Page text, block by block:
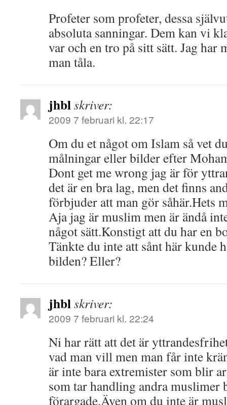
Profeter som profeter, dessa
absoluta sanningar. Dem kan vi
var och en tro på sitt sätt. Jag har
man tåla.
jhblskriver:
2009 7 februari kl. 22:17
Om du et något om Islam så vet
målningar eller bilder efter
Dont get me wrong jag är för
det är en bra lag, men det finns
förbjuder att man gör såhär.Hets
Aja jag är muslim men är ändå
något sätt.Konstigt att du har en
Tänkte du inte att sånt här kunde
bilden? Eller?
jhblskriver:
2009 7 februari kl. 22:24
Ni har rätt att det är
vad man vill men man får inte
är inte bara extremister som blir
som tar handling andra muslimer
förargade.Även om du inte är